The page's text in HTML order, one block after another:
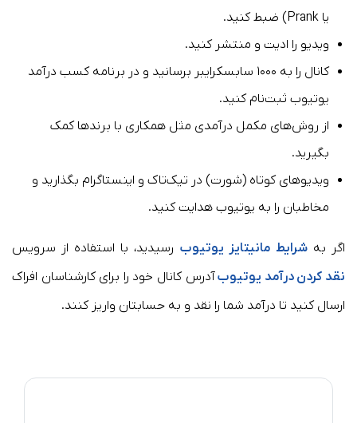
یا Prank) ضبط کنید.
ویدیو را ادیت و منتشر کنید.
کانال را به ۱۰۰۰ سابسکرایبر برسانید و در برنامه کسب درآمد
یوتیوب ثبت‌نام کنید.
از روش‌های مکمل درآمدی مثل همکاری با برندها کمک
بگیرید.
ویدیوهای کوتاه (شورت) در تیک‌تاک و اینستاگرام بگذارید و
مخاطبان را به یوتیوب هدایت کنید.
اگر بهشرایط مانیتایز یوتیوب رسیدید، با استفاده از سرویس
نقد کردن درآمد یوتیوبآدرس کانال خود را برای کارشناسان افراک
ارسال کنید تا درآمد شما را نقد و به حسابتان واریز کنند.